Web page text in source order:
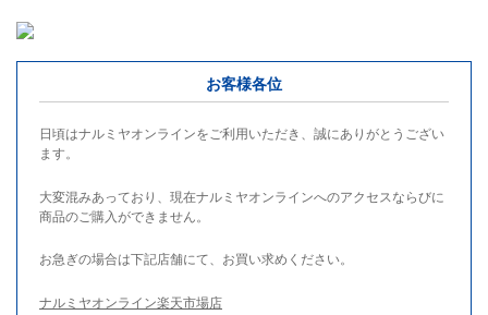
お客様各位
日頃はナルミヤオンラインをご利用いただき、誠にありがとうござい
ます。
大変混みあっており、現在ナルミヤオンラインへのアクセスならびに
商品のご購入ができません。
お急ぎの場合は下記店舗にて、お買い求めください。
ナルミヤオンライン楽天市場店